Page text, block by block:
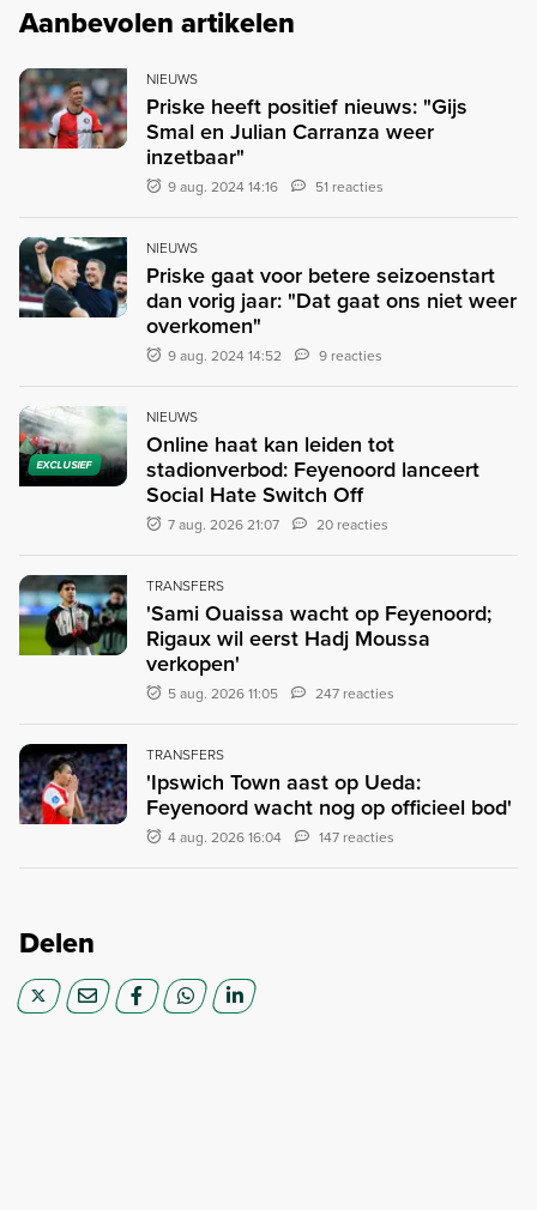
Aanbevolen artikelen
NIEUWS
Priske heeft positief nieuws: "Gijs
Smal en Julian Carranza weer
inzetbaar"
9 aug. 2024 14:16 51 reacties
NIEUWS
Priske gaat voor betere seizoenstart
dan vorig jaar: "Dat gaat ons niet weer
overkomen"
9 aug. 2024 14:52 9 reacties
EXCLUSIEF
NIEUWS
Online haat kan leiden tot
stadionverbod: Feyenoord lanceert
Social Hate Switch Off
7 aug. 2026 21:07 20 reacties
TRANSFERS
'Sami Ouaissa wacht op Feyenoord;
Rigaux wil eerst Hadj Moussa
verkopen'
5 aug. 2026 11:05 247 reacties
TRANSFERS
'Ipswich Town aast op Ueda:
Feyenoord wacht nog op officieel bod'
4 aug. 2026 16:04 147 reacties
Delen